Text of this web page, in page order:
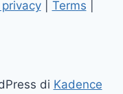
| Terms
di Kadence